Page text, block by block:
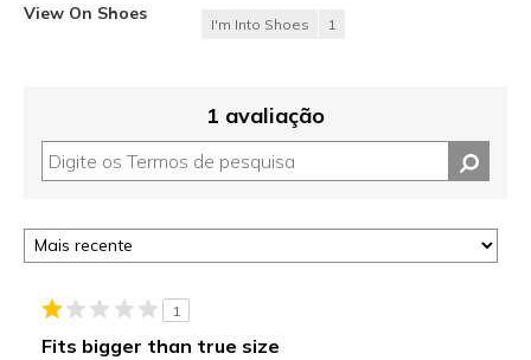
View On Shoes
I'm Into Shoes 1
1 avaliação
1
Fits bigger than true size